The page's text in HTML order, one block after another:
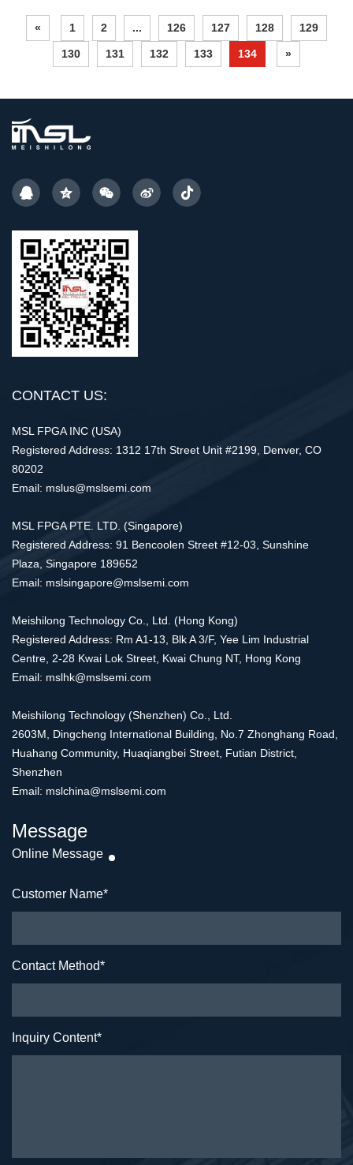
« 1 2 ... 126 127 128 129
130 131 132 133 134 »
CONTACT US:
MSL FPGA INC (USA)
Registered Address: 1312 17th Street Unit #2199, Denver, CO
80202
Email: mslus@mslsemi.com
MSL FPGA PTE. LTD. (Singapore)
Registered Address: 91 Bencoolen Street #12-03, Sunshine
Plaza, Singapore 189652
Email: mslsingapore@mslsemi.com
Meishilong Technology Co., Ltd. (Hong Kong)
Registered Address: Rm A1-13, Blk A 3/F, Yee Lim Industrial
Centre, 2-28 Kwai Lok Street, Kwai Chung NT, Hong Kong
Email: mslhk@mslsemi.com
Meishilong Technology (Shenzhen) Co., Ltd.
2603M, Dingcheng International Building, No.7 Zhonghang Road,
Huahang Community, Huaqiangbei Street, Futian District,
Shenzhen
Email: mslchina@mslsemi.com
Message
Online Message
Customer Name*
Contact Method*
Inquiry Content*